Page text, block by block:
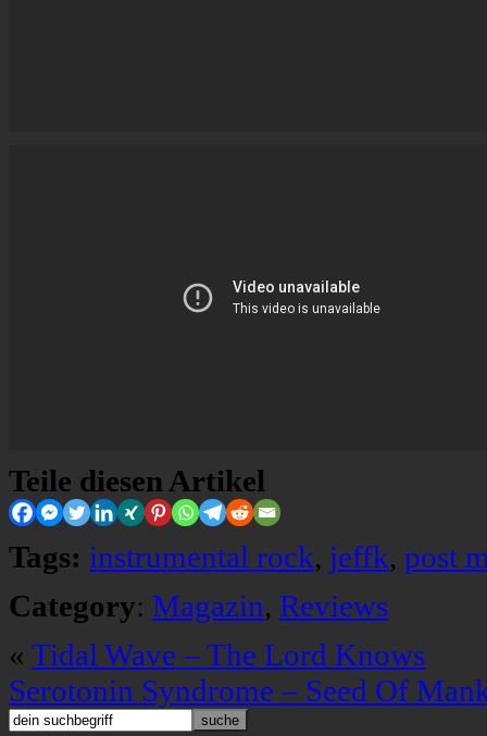
Teile diesen Artikel
Tags: instrumental rock, jeffk, post
Category: Magazin, Reviews
« Tidal Wave – The Lord Knows
Serotonin Syndrome – Seed Of